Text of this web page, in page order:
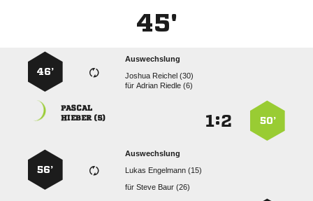
45'
Auswechslung
  
für  
46’
50’
:

 
Auswechslung
  
für  
56’